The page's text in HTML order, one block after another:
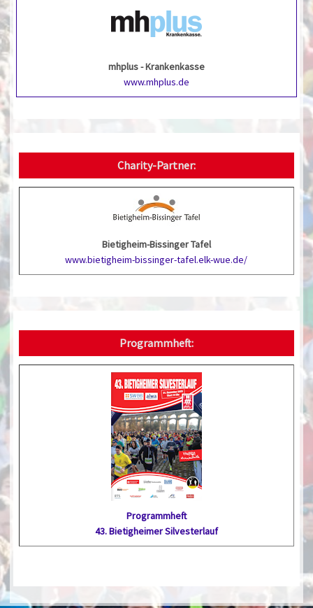
mhplus - Krankenkasse
www.mhplus.de
Charity-Partner:
Bietigheim-Bissinger Tafel
www.bietigheim-bissinger-tafel.elk-wue.de/
Programmheft:
Programmheft
43. Bietig­heimer Silvester­lauf